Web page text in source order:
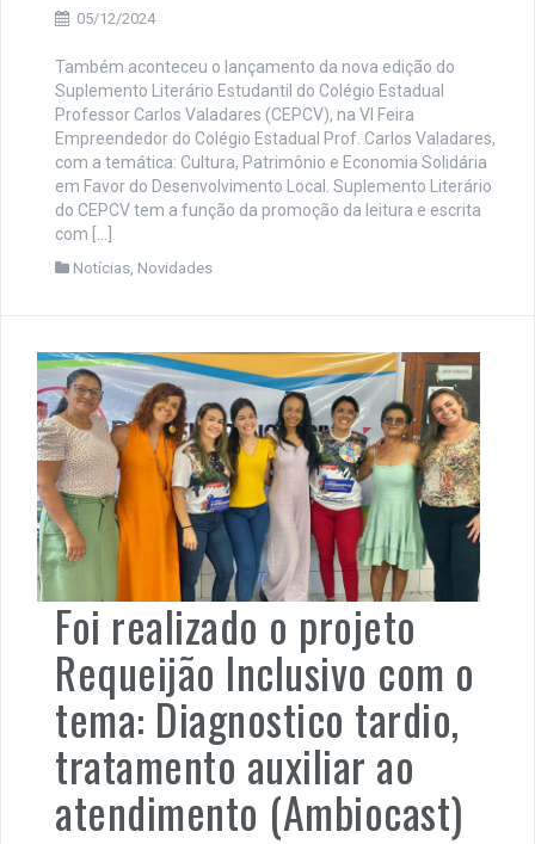
05/12/2024
Também aconteceu o lançamento da nova edição do
Suplemento Literário Estudantil do Colégio Estadual
Professor Carlos Valadares (CEPCV), na VI Feira
Empreendedor do Colégio Estadual Prof. Carlos Valadares,
com a temática: Cultura, Patrimônio e Economia Solidária
em Favor do Desenvolvimento Local. Suplemento Literário
do CEPCV tem a função da promoção da leitura e escrita
com […]
Notícias Novidades
Foi realizado o projeto
Requeijão Inclusivo com o
tema: Diagnostico tardio,
tratamento auxiliar ao
atendimento (Ambiocast)